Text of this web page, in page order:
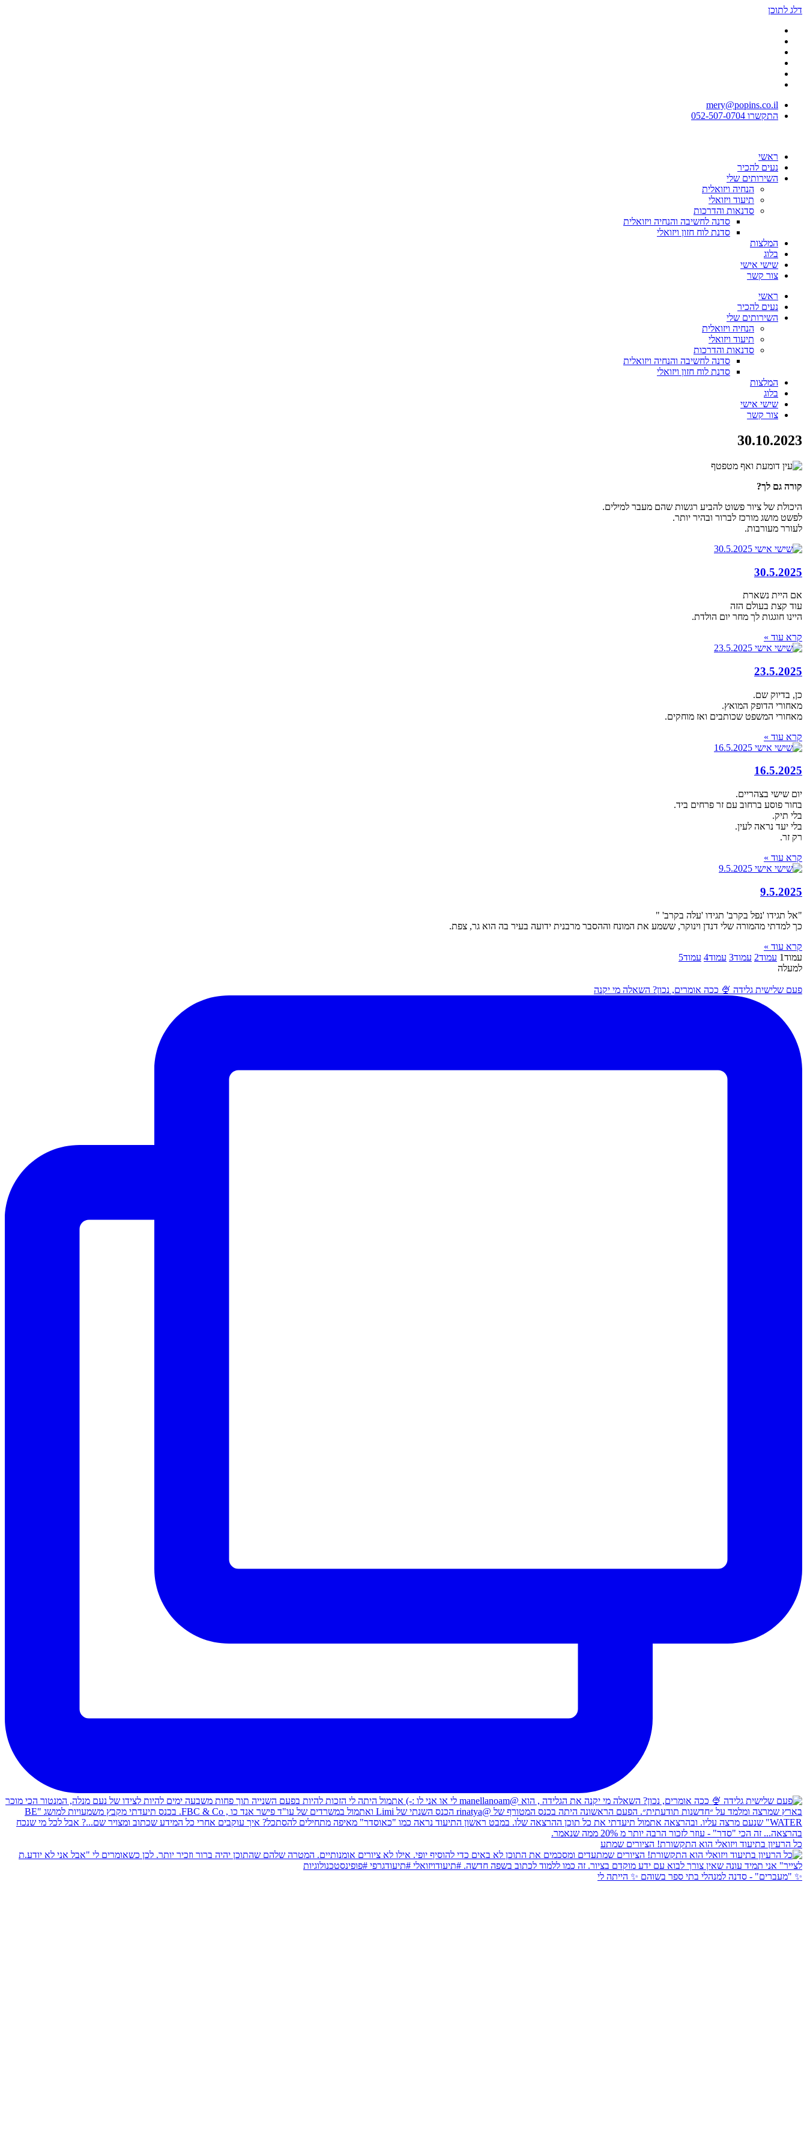
דלג לתוכן
mery@popins.co.il
התקשרו 052-507-0704
ראשי
נעים להכיר
השירותים שלי
הנחיה ויזואלית
תיעוד ויזואלי
סדנאות והדרכות
סדנה לחשיבה והנחיה ויזואלית
סדנת לוח חזון ויזואלי
המלצות
בלוג
שישי אישי
צור קשר
ראשי
נעים להכיר
השירותים שלי
הנחיה ויזואלית
תיעוד ויזואלי
סדנאות והדרכות
סדנה לחשיבה והנחיה ויזואלית
סדנת לוח חזון ויזואלי
המלצות
בלוג
שישי אישי
צור קשר
30.10.2023
קורה גם לך?
היכולת של ציור פשוט להביע רגשות שהם מעבר למילים.
לפשט מושג מורכז לברור ובהיר יותר.
לעורר מעורבות.
30.5.2025
אם היית נשארת
עוד קצת בעולם הזה
היינו חוגגות לך מחר יום הולדת.
קרא עוד »
23.5.2025
כן, בדיוק שם.
מאחורי הדופק המואץ.
מאחורי המשפט שכותבים ואז מוחקים.
קרא עוד »
16.5.2025
יום שישי בצהריים.
בחור פוסע ברחוב עם זר פרחים ביד.
בלי תיק.
בלי יעד נראה לעין.
רק זר.
קרא עוד »
9.5.2025
"אל תגידו 'נפל בקרב' תגידו 'עלה בקרב' "
כך למדתי מהמורה שלי דנדן וינוקר, ששמע את המונח וההסבר מרבנית ידועה בעיר בה הוא גר, צפת.
קרא עוד »
עמוד1 עמוד2 עמוד3 עמוד4 עמוד5
למעלה
פעם שלישית גלידה 🍨 ככה אומרים, נכון? השאלה מי יקנה
כל הרעיון בתיעוד ויזואלי הוא התקשורת! הציורים שמתע
✨ "מעברים" - סדנה למנהלי בתי ספר בשוהם ✨ הייתה לי